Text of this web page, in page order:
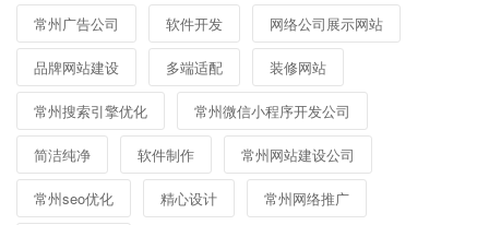
常州广告公司 软件开发 网络公司展示网站
品牌网站建设 多端适配 装修网站
常州搜索引擎优化 常州微信小程序开发公司
简洁纯净 软件制作 常州网站建设公司
常州seo优化 精心设计 常州网络推广